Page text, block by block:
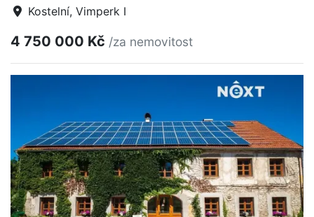
Kostelní, Vimperk I
4 750 000 Kč /za nemovitost